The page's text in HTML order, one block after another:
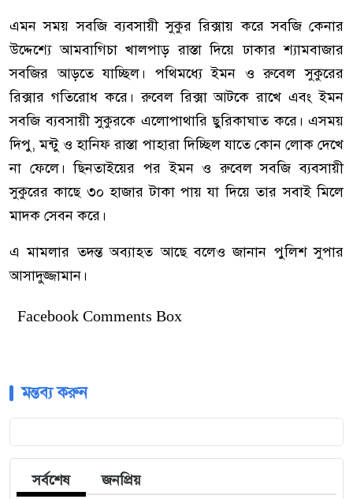
এমন সময় সবজি ব্যবসায়ী সুকুর রিক্সায় করে সবজি কেনার
উদ্দেশ্যে আমবাগিচা খালপাড় রাস্তা দিয়ে ঢাকার শ্যামবাজার
সবজির আড়তে যাচ্ছিল। পথিমধ্যে ইমন ও রুবেল সুকুরের
রিক্সার গতিরোধ করে। রুবেল রিক্সা আটকে রাখে এবং ইমন
সবজি ব্যবসায়ী সুকুরকে এলোপাথারি ছুরিকাঘাত করে। এসময়
দিপু, মন্টু ও হানিফ রাস্তা পাহারা দিচ্ছিল যাতে কোন লোক দেখে
না ফেলে। ছিনতাইয়ের পর ইমন ও রুবেল সবজি ব্যবসায়ী
সুকুরের কাছে ৩০ হাজার টাকা পায় যা দিয়ে তার সবাই মিলে
মাদক সেবন করে।
এ মামলার তদন্ত অব্যাহত আছে বলেও জানান পুলিশ সুপার
আসাদুজ্জামান।
Facebook Comments Box
মন্তব্য করুন
সর্বশেষ জনপ্রিয়